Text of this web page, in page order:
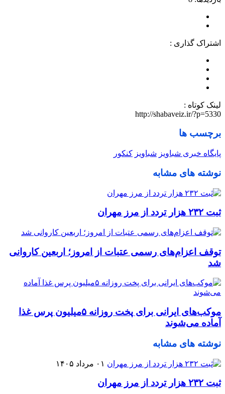
اشتراک گذاری :
لینک کوتاه :
http://shabaveiz.ir/?p=5330
برچسب ها
پایگاه خبری شباویز شباویز کنکور
نوشته های مشابه
ثبت ۲۳۲ هزار تردد از مرز مهران
توقف اعزام‌‌های رسمی عتبات از امروز؛ اربعین کاروانی
شد
موکب‌های ایرانی برای پخت روزانه ۵میلیون پرس غذا
آماده می‌شوند
نوشته های مشابه
۰۱ مرداد ۱۴۰۵
ثبت ۲۳۲ هزار تردد از مرز مهران